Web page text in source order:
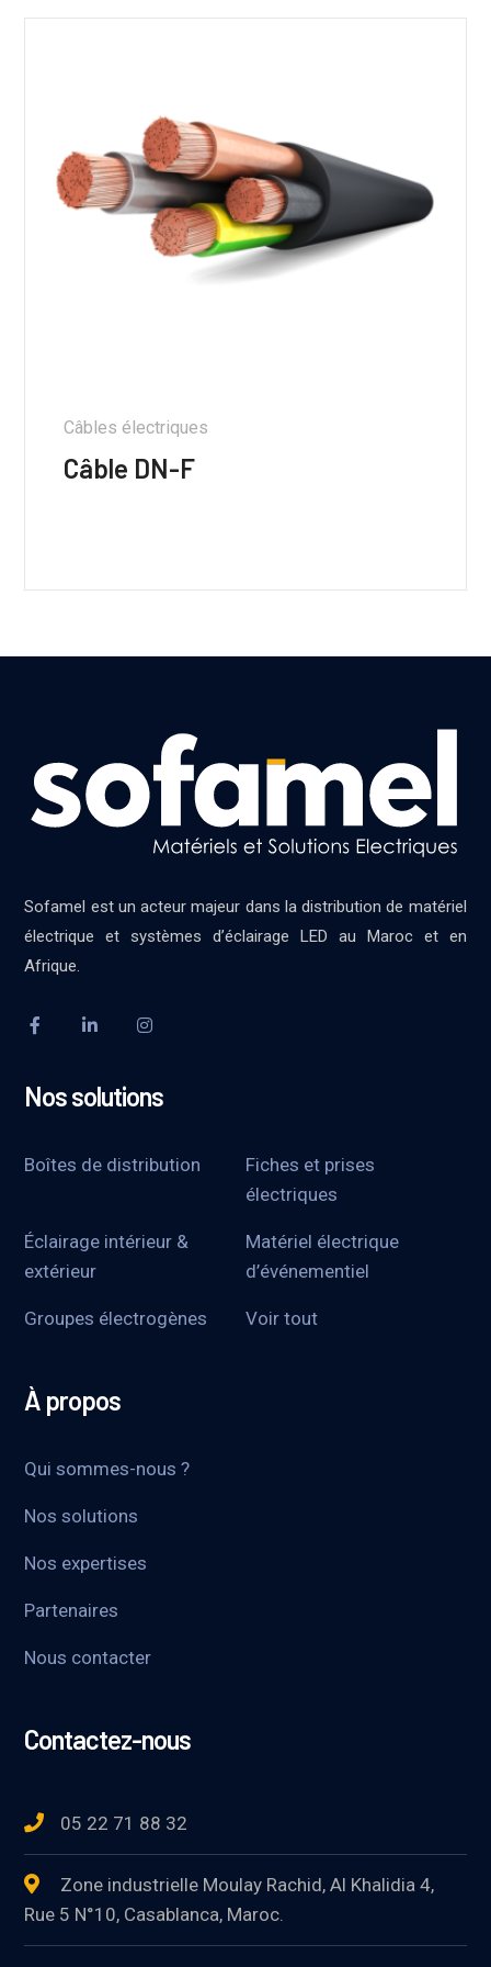
Câbles électriques
Câble DN-F
Sofamel est un acteur majeur dans la distribution de matériel
électrique et systèmes d’éclairage LED au Maroc et en
Afrique.
Nos solutions
Boîtes de distribution
Fiches et prises
électriques
Éclairage intérieur &
extérieur
Matériel électrique
d’événementiel
Groupes électrogènes Voir tout
À propos
Qui sommes-nous ?
Nos solutions
Nos expertises
Partenaires
Nous contacter
Contactez-nous
05 22 71 88 32
Zone industrielle Moulay Rachid, Al Khalidia 4,
Rue 5 N°10, Casablanca, Maroc.